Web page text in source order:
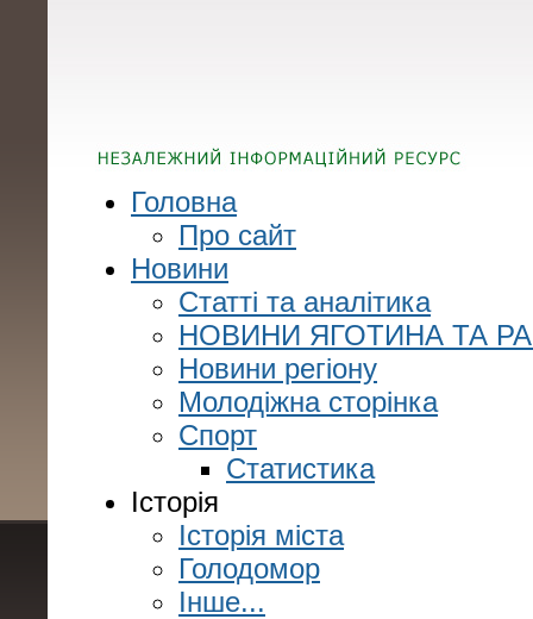
Головна
Про сайт
Новини
Статті та аналітика
НОВИНИ ЯГОТИНА ТА
Новини регіону
Молодіжна сторінка
Спорт
Статистика
Історія
Історія міста
Голодомор
Інше...